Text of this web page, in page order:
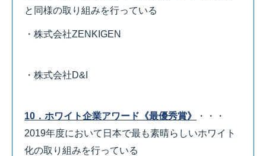
と同様の取り組みを行っている
・株式会社ZENKIGEN
・株式会社D&I
10．ホワイト企業アワード《最優秀賞》
・・・
2019年度において日本で最も素晴らしいホワイト
化の取り組みを行っている